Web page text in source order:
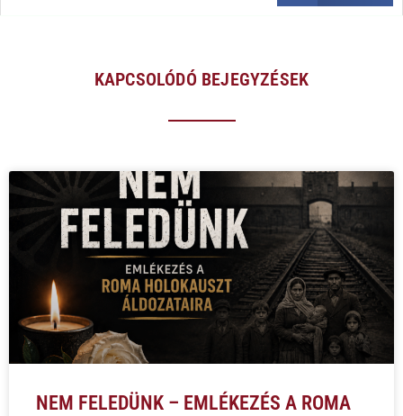
KAPCSOLÓDÓ BEJEGYZÉSEK
NEM FELEDÜNK – EMLÉKEZÉS A ROMA